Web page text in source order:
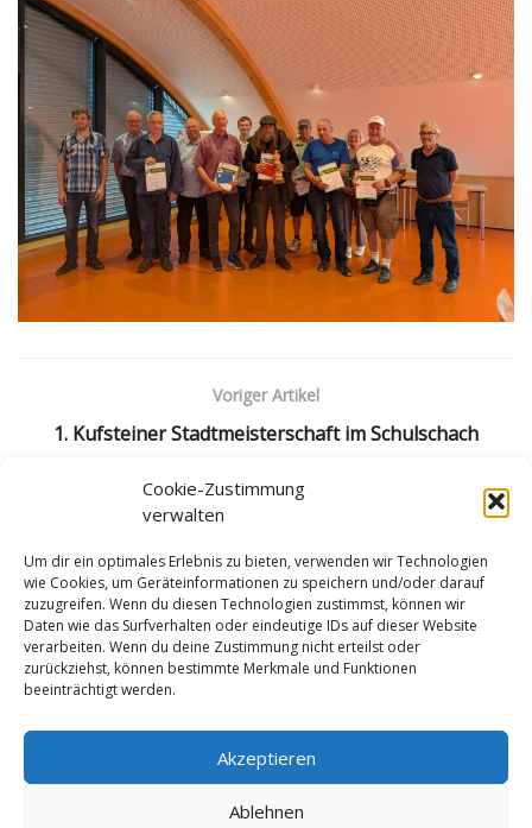
Cookie-Zustimmung
verwalten
Um dir ein optimales Erlebnis zu bieten, verwenden wir Technologien
wie Cookies, um Geräteinformationen zu speichern und/oder darauf
zuzugreifen. Wenn du diesen Technologien zustimmst, können wir
Daten wie das Surfverhalten oder eindeutige IDs auf dieser Website
verarbeiten. Wenn du deine Zustimmung nicht erteilst oder
zurückziehst, können bestimmte Merkmale und Funktionen
beeinträchtigt werden.
Akzeptieren
Ablehnen
Voriger Artikel
1. Kufsteiner Stadtmeisterschaft im Schulschach
Nächster Artikel
Tiroler Mannschaftsmeisterschaften: Liga- und
Impressum Datenschutzerklärung Cookie-Richtlinie (EU)